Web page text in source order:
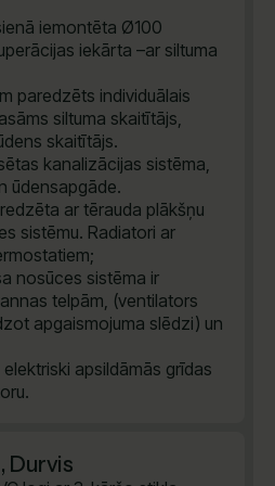
iemontēta Ø100
iekārta –ar siltuma
paredzēts individuālais
siltuma skaitītājs,
skaitītājs.
kanalizācijas sistēma,
ūdensapgāde.
ar tērauda plākšņu
sistēmu. Radiatori ar
nosūces sistēma ir
telpām, (ventilators
apgaismojuma slēdzi) un
apsildāmās grīdas
Durvis